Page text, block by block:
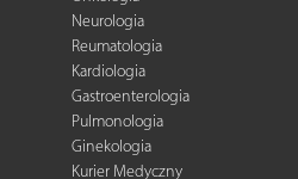
Neurologia
Reumatologia
Kardiologia
Gastroenterologia
Pulmonologia
Ginekologia
Kurier Medyczny